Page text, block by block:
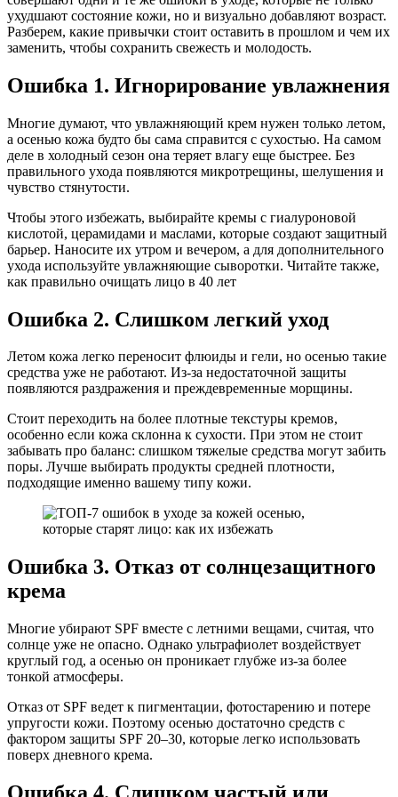
ухудшают состояние кожи, но и визуально добавляют возраст.
Разберем, какие привычки стоит оставить в прошлом и чем их
заменить, чтобы сохранить свежесть и молодость.
Ошибка 1. Игнорирование увлажнения
Многие думают, что увлажняющий крем нужен только летом,
а осенью кожа будто бы сама справится с сухостью. На самом
деле в холодный сезон она теряет влагу еще быстрее. Без
правильного ухода появляются микротрещины, шелушения и
чувство стянутости.
Чтобы этого избежать, выбирайте кремы с гиалуроновой
кислотой, церамидами и маслами, которые создают защитный
барьер. Наносите их утром и вечером, а для дополнительного
ухода используйте увлажняющие сыворотки. Читайте также,
как правильно очищать лицо в 40 лет
Ошибка 2. Слишком легкий уход
Летом кожа легко переносит флюиды и гели, но осенью такие
средства уже не работают. Из-за недостаточной защиты
появляются раздражения и преждевременные морщины.
Стоит переходить на более плотные текстуры кремов,
особенно если кожа склонна к сухости. При этом не стоит
забывать про баланс: слишком тяжелые средства могут забить
поры. Лучше выбирать продукты средней плотности,
подходящие именно вашему типу кожи.
Ошибка 3. Отказ от солнцезащитного
крема
Многие убирают SPF вместе с летними вещами, считая, что
солнце уже не опасно. Однако ультрафиолет воздействует
круглый год, а осенью он проникает глубже из-за более
тонкой атмосферы.
Отказ от SPF ведет к пигментации, фотостарению и потере
упругости кожи. Поэтому осенью достаточно средств с
фактором защиты SPF 20–30, которые легко использовать
поверх дневного крема.